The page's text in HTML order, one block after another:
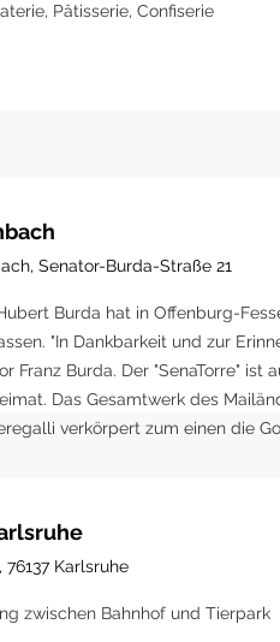
Pâtisserie, Confiserie
Senator-Burda-Straße 21
Burda hat in Offenburg-
"In Dankbarkeit und zur
Franz Burda. Der "SenaTorre" ist
Das Gesamtwerk des
verkörpert zum einen die
Karlsruhe
zwischen Bahnhof und Tierpark